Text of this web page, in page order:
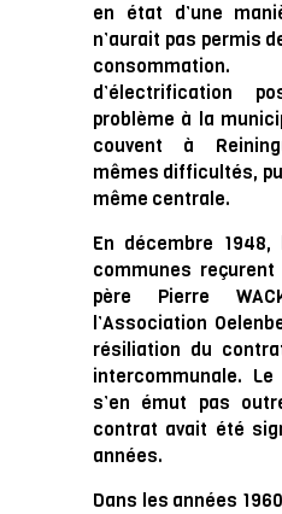
en état d’une
n’aurait pas permis
d’électrification
problème à la
couvent à
mêmes difficultés,
même centrale.
En décembre
communes
père Pierre
l’Association
résiliation du
intercommunale.
s’en émut pas
contrat avait été
années.
Dans les années